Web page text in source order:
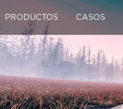
PRODUCTOS CASOS